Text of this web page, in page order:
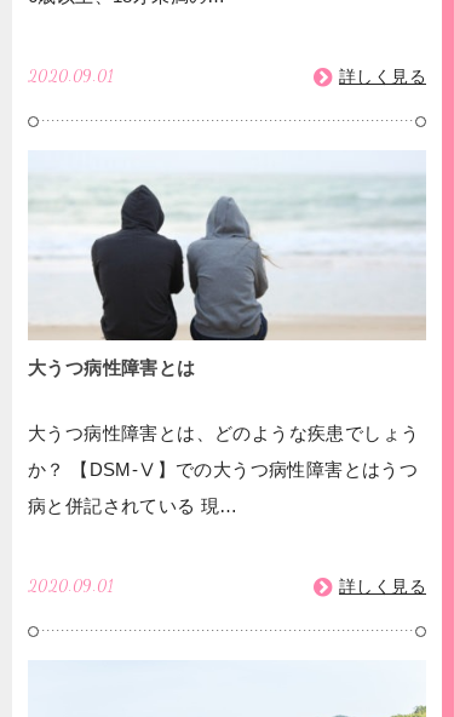
2020.09.01 詳しく見る
大うつ病性障害とは
大うつ病性障害とは、どのような疾患でしょう
か？ 【DSM-Ⅴ】での大うつ病性障害とはうつ
病と併記されている 現…
2020.09.01 詳しく見る